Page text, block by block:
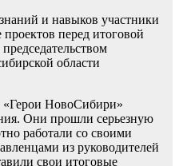
и навыков участники
перед итоговой
области
«Герои НовоСибири»
Они прошли серьезную
работали со своими
из руководителей
свои итоговые